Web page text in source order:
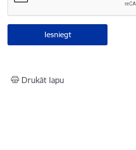
Drukāt lapu